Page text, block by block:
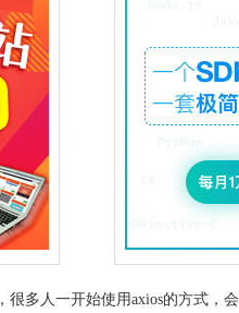
多人一开始使用axios的方式，